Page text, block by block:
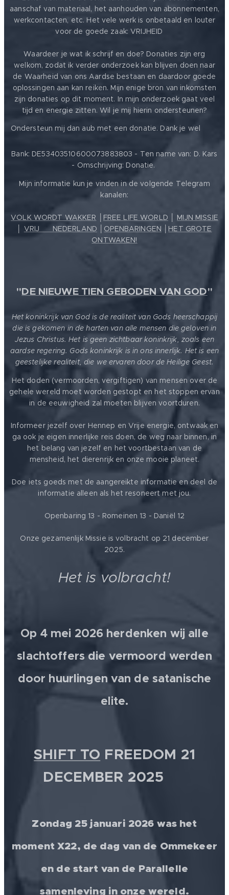
aanschaf van materiaal, het aanhouden van abonnementen,
werkcontacten, etc. Het vele werk is onbetaald en louter
voor de goede zaak: VRIJHEID ❤️
Waardeer je wat ik schrijf en doe? Donaties zijn erg
welkom, zodat ik verder onderzoek kan blijven doen naar
de Waarheid van ons Aardse bestaan en daardoor goede
oplossingen aan kan reiken. Mijn enige bron van inkomsten
zijn donaties op dit moment. In mijn onderzoek gaat veel
tijd en energie zitten. Wil je mij hierin ondersteunen?
Ondersteun mij dan aub met een donatie. Dank je wel
Bank: DE53403510600073883803 - Ten name van: D. Kars
- Omschrijving: Donatie.
Mijn informatie kun je vinden in de volgende Telegram
kanalen:
VOLK WORDT WAKKER FREE LIFE WORLD
MIJN MISSIE
VRIJ ❤️ NEDERLAND OPENBARINGEN
HET GROTE
ONTWAKEN!
"DE NIEUWE TIEN GEBODEN VAN GOD"
Het koninkrijk van God is de realiteit van Gods heerschappij
die is gekomen in de harten van alle mensen die geloven in
Jezus Christus. Het is geen zichtbaar koninkrijk, zoals een
aardse regering. Gods koninkrijk is in ons innerlijk. Het is een
geestelijke realiteit, die we ervaren door de Heilige Geest.
Het doden (vermoorden, vergiftigen) van mensen over de
gehele wereld moet worden gestopt en het stoppen ervan
in de eeuwigheid zal moeten blijven voortduren.
Informeer jezelf over Hennep en Vrije energie, ontwaak en
ga ook je eigen innerlijke reis doen, de weg naar binnen, in
het belang van jezelf en het voortbestaan van de
mensheid, het dierenrijk en onze mooie planeet.
Doe iets goeds met de aangereikte informatie en deel de
informatie alleen als het resoneert met jou.
Openbaring 13 - Romeinen 13 - Daniël 12
Onze gezamenlijk Missie is volbracht op 21 december
2025.
Het is volbracht!
Op 4 mei 2026 herdenken wij alle
slachtoffers die vermoord werden
door huurlingen van de satanische
elite.
SHIFT TO FREEDOM 21
DECEMBER 2025 💫
Zondag 25 januari 2026 was het
moment X22, de dag van de Ommekeer
en de start van de Parallelle
samenleving in onze wereld.